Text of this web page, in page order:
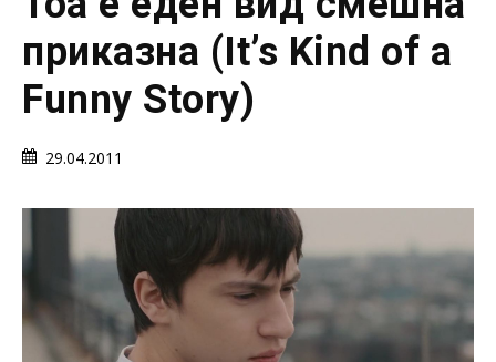
приказна (It’s Kind of a
Funny Story)
29.04.2011